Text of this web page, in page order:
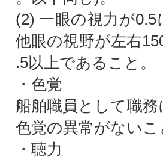
(2) 一眼の視力が
他眼の視野が左右
.5以上であること。
・色覚
船舶職員として職
色覚の異常がないこ
・聴力